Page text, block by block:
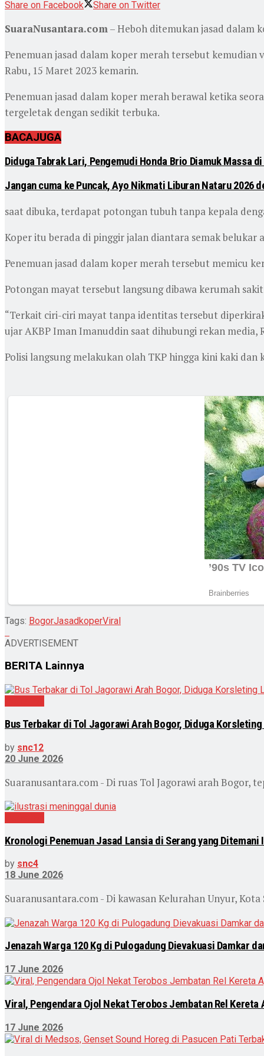
Share on Facebook
Share on Twitter
SuaraNusantara.com– Heboh ditemukan jasad dalam
Penemuan jasad dalam koper merah tersebut kemudian
Rabu, 15 Maret 2023 kemarin.
Penemuan jasad dalam koper merah berawal ketika
tergeletak dengan sedikit terbuka.
BACAJUGA
Diduga Tabrak Lari, Pengemudi Honda Brio Diamuk Massa
Jangan cuma ke Puncak, Ayo Nikmati Liburan Nataru 2026
saat dibuka, terdapat potongan tubuh tanpa kepala
Koper itu berada di pinggir jalan diantara semak belukar
Penemuan jasad dalam koper merah tersebut memicu
Potongan mayat tersebut langsung dibawa kerumah
“Terkait ciri-ciri mayat tanpa identitas tersebut
ujar AKBP Iman Imanuddin saat dihubungi rekan media,
Polisi langsung melakukan olah TKP hingga kini kaki
Tags: BogorJasadkoperViral
ADVERTISEMENT
BERITA Lainnya
Bus Terbakar di Tol Jagorawi Arah Bogor, Diduga
by snc12
20 June 2026
Suaranusantara.com - Di ruas Tol Jagorawi arah Bogor,
Kronologi Penemuan Jasad Lansia di Serang yang Ditemani
by snc4
18 June 2026
Suaranusantara.com - Di kawasan Kelurahan Unyur, Kota
Jenazah Warga 120 Kg di Pulogadung Dievakuasi Damkar
17 June 2026
Viral, Pengendara Ojol Nekat Terobos Jembatan Rel
17 June 2026